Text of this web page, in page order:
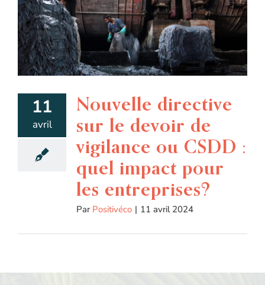
11
avril
Nouvelle directive
sur le devoir de
vigilance ou CSDD :
quel impact pour
les entreprises?
Par Positivéco | 11 avril 2024